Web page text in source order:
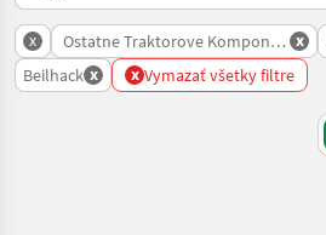
x Ostatne Traktorove Komponenty
x
Beilhack x x Vymazať všetky filtre